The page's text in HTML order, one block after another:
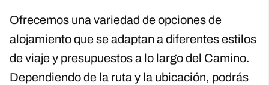
Ofrecemos una variedad de opciones de
alojamiento que se adaptan a diferentes estilos
de viaje y presupuestos a lo largo del Camino.
Dependiendo de la ruta y la ubicación, podrás